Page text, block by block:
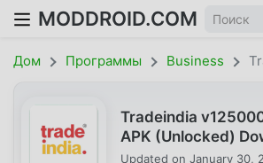
MODDROID.COM
Дом Программы Business
Tradeindia
APK (Unlocked)
Updated on January 30,